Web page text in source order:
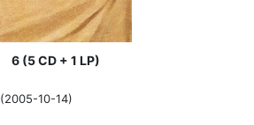
6 (5 CD + 1 LP)
(2005-10-14)